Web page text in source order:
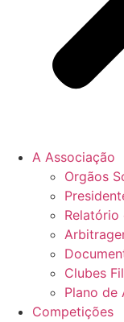
A Associação
Orgãos
Relatório
Clubes
Plano de
Competições